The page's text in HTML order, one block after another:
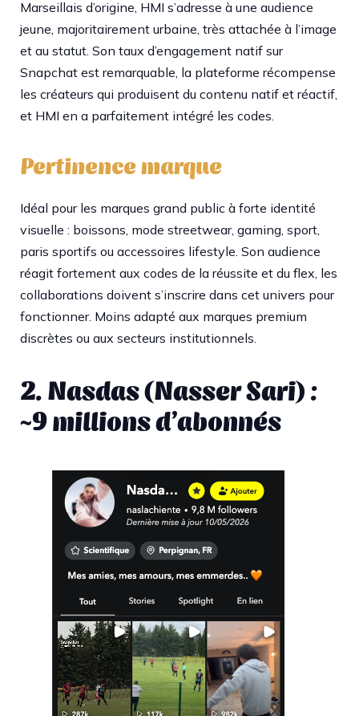
Marseillais d’origine, HMI s’adresse à une audience
jeune, majoritairement urbaine, très attachée à l’image
et au statut. Son taux d’engagement natif sur
Snapchat est remarquable, la plateforme récompense
les créateurs qui produisent du contenu natif et réactif,
et HMI en a parfaitement intégré les codes.
Pertinence marque
Idéal pour les marques grand public à forte identité
visuelle : boissons, mode streetwear, gaming, sport,
paris sportifs ou accessoires lifestyle. Son audience
réagit fortement aux codes de la réussite et du flex, les
collaborations doivent s’inscrire dans cet univers pour
fonctionner. Moins adapté aux marques premium
discrètes ou aux secteurs institutionnels.
2. Nasdas (Nasser Sari) :
~9 millions d’abonnés